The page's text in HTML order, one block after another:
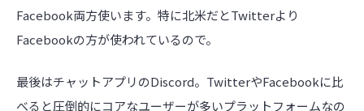
Facebook両方使います。特に北米だとTwitterより
Facebookの方が使われているので。
最後はチャットアプリのDiscord。TwitterやFacebookに比
べると圧倒的にコアなユーザーが多いプラットフォームなの